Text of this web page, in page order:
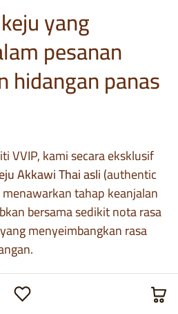
yang
pesanan
hidangan panas
VVIP, kami secara eksklusif
Akkawi Thai asli(authentic
tahap keanjalan
bersama sedikit nota rasa
menyeimbangkan rasa
dijamin